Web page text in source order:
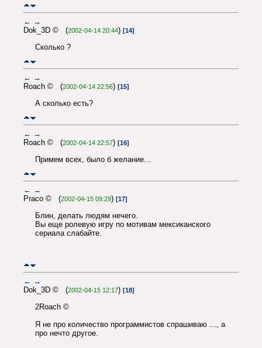
← →
Dok_3D © (2002-04-14 20:44) [14]
Сколько ?
← →
Roach © (2002-04-14 22:56) [15]
А сколько есть?
← →
Roach © (2002-04-14 22:57) [16]
Примем всех, было б желание...
← →
Praco © (2002-04-15 09:29) [17]
Блин, делать людям нечего.
Вы еще ролевую игру по мотивам мексиканского
сериала слабайте.
← →
Dok_3D © (2002-04-15 12:17) [18]
2Roach ©
Я не про количество программистов спрашиваю ..., а
про нечто другое.